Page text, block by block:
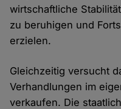
wirtschaftliche
zu beruhigen und
erzielen.
Gleichzeitig versucht
Verhandlungen im
verkaufen. Die